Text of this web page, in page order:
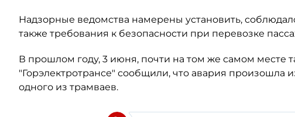
Надзорные ведомства намерены установить,
также требования к безопасности при перевозке
В прошлом году, 3 июня, почти на том же самом месте
"Горэлектротрансе" сообщили, что авария произошла
одного из трамваев.